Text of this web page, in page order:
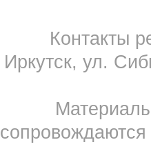
Контакты
Иркутск, ул.